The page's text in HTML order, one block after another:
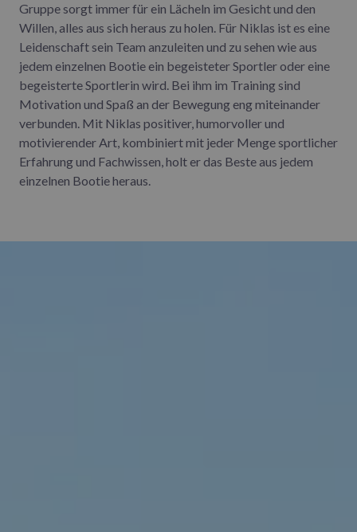
Gruppe sorgt immer für ein Lächeln im Gesicht und den
Willen, alles aus sich heraus zu holen. Für Niklas ist es eine
Leidenschaft sein Team anzuleiten und zu sehen wie aus
jedem einzelnen Bootie ein begeisteter Sportler oder eine
begeisterte Sportlerin wird. Bei ihm im Training sind
Motivation und Spaß an der Bewegung eng miteinander
verbunden. Mit Niklas positiver, humorvoller und
motivierender Art, kombiniert mit jeder Menge sportlicher
Erfahrung und Fachwissen, holt er das Beste aus jedem
einzelnen Bootie heraus.